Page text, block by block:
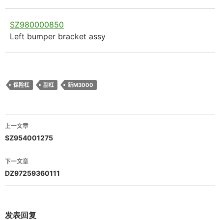
SZ980000850
Left bumper bracket assy
保险杠 副杠 新M3000
文
章
导
航
上一文章
SZ954001275
下一文章
DZ97259360111
发表回复